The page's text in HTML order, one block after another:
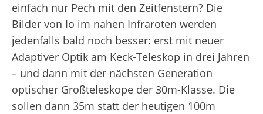
einfach nur Pech mit den Zeitfenstern? Die
Bilder von Io im nahen Infraroten werden
jedenfalls bald noch besser: erst mit neuer
Adaptiver Optik am Keck-Teleskop in drei Jahren
– und dann mit der nächsten Generation
optischer Großteleskope der 30m-Klasse. Die
sollen dann 35m statt der heutigen 100m